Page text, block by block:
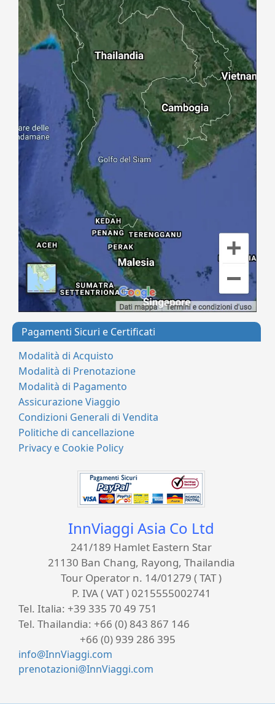
Pagamenti Sicuri e Certificati
Modalità di Acquisto
Modalità di Prenotazione
Modalità di Pagamento
Assicurazione Viaggio
Condizioni Generali di Vendita
Politiche di cancellazione
Privacy e Cookie Policy
InnViaggi Asia Co Ltd
241/189 Hamlet Eastern Star
21130 Ban Chang, Rayong, Thailandia
Tour Operator n. 14/01279 ( TAT )
P. IVA ( VAT ) 0215555002741
Tel. Italia: +39 335 70 49 751
Tel. Thailandia: +66 (0) 843 867 146
+66 (0) 939 286 395
info@InnViaggi.com
prenotazioni@InnViaggi.com